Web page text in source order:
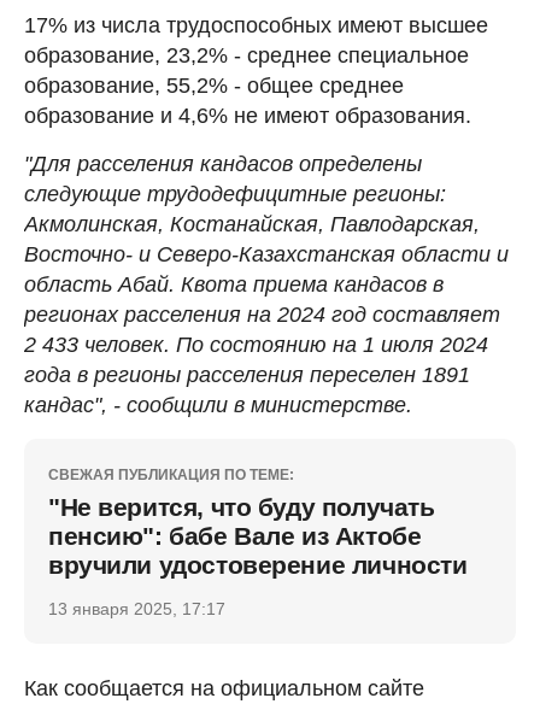
17% из числа трудоспособных имеют высшее
образование, 23,2% - среднее специальное
образование, 55,2% - общее среднее
образование и 4,6% не имеют образования.
"Для расселения кандасов определены
следующие трудодефицитные регионы:
Акмолинская, Костанайская, Павлодарская,
Восточно- и Северо-Казахстанская области и
область Абай. Квота приема кандасов в
регионах расселения на 2024 год составляет
2 433 человек. По состоянию на 1 июля 2024
года в регионы расселения переселен 1891
кандас", - сообщили в министерстве.
СВЕЖАЯ ПУБЛИКАЦИЯ ПО ТЕМЕ:
"Не верится, что буду получать
пенсию": бабе Вале из Актобе
вручили удостоверение личности
13 января 2025, 17:17
Как сообщается на официальном сайте